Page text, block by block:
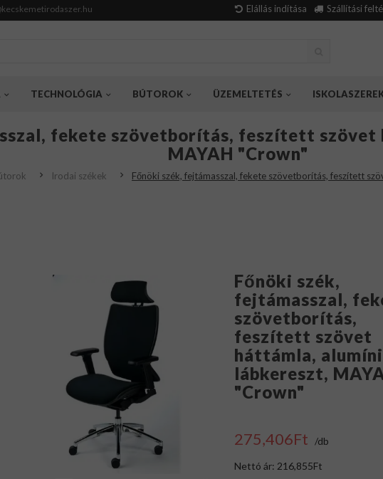
Elállás indítása Szállítási
TECHNOLÓGIA BÚTOROK ÜZEMELTETÉS
fekete szövetborítás, feszített szövet
MAYAH "Crown"
Irodai székek Főnöki szék, fejtámasszal, fekete szövetborítás, feszített
Főnöki szék,
fejtámasszal,
szövetborítás,
feszített szövet
háttámla,
lábkereszt,
"Crown"
275,406Ft /db
Nettó ár: 216,855Ft